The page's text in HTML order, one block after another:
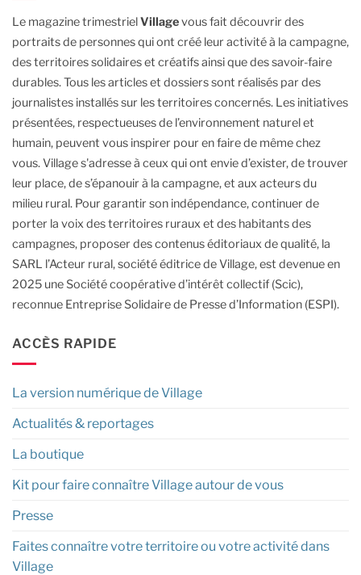
Le magazine trimestrielVillagevous fait découvrir des
portraits de personnes qui ont créé leur activité à la campagne,
des territoires solidaires et créatifs ainsi que des savoir-faire
durables.Tous les articles et dossiers sont réalisés par des
journalistes installés sur les territoires concernés. Les initiatives
présentées, respectueuses de l’environnement naturel et
humain, peuvent vous inspirer pour en faire de même chez
vous.Village s'adresse à ceux qui ont envie d’exister, de trouver
leur place, de s’épanouir à la campagne, et aux acteurs du
milieu rural. Pour garantir son indépendance, continuer de
porter la voix des territoires ruraux et des habitants des
campagnes, proposer des contenus éditoriaux de qualité, la
SARL l’Acteur rural, société éditrice de Village, est devenue en
2025 une Société coopérative d’intérêt collectif (Scic),
reconnue Entreprise Solidaire de Presse d’Information (ESPI).
ACCÈS RAPIDE
La version numérique de Village
Actualités & reportages
La boutique
Kit pour faire connaître Village autour de vous
Presse
Faites connaître votre territoire ou votre activité dans
Village